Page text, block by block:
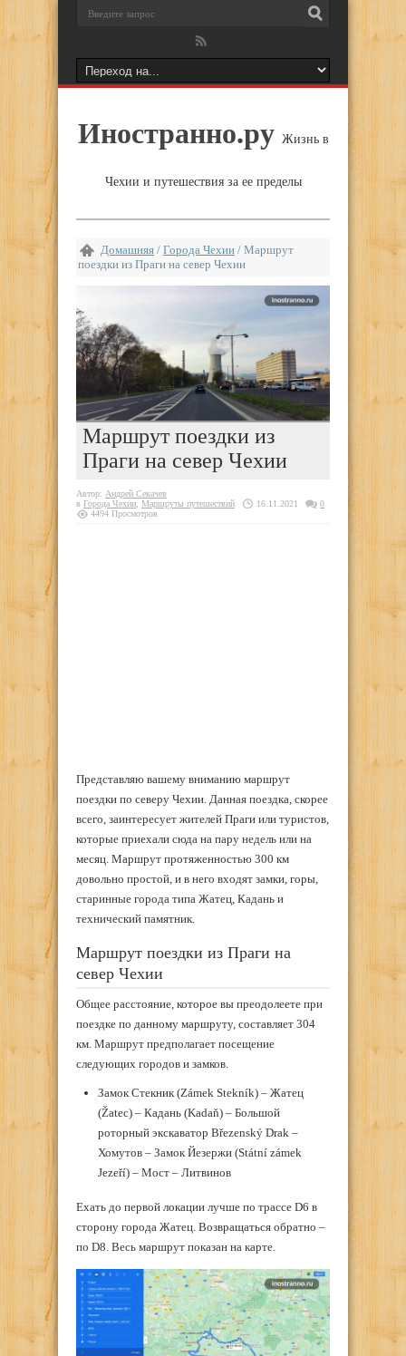
Иностранно.ру Жизнь в
Чехии и путешествия за ее пределы
Домашняя / Города Чехии / Маршрут
поездки из Праги на север Чехии
Маршрут поездки из
Праги на север Чехии
Автор: Андрей Секачев
в Города Чехии Маршруты путешествий 16.11.2021
0
4494 Просмотров
Представляю вашему вниманию маршрут
поездки по северу Чехии. Данная поездка, скорее
всего, заинтересует жителей Праги или туристов,
которые приехали сюда на пару недель или на
месяц. Маршрут протяженностью 300 км
довольно простой, и в него входят замки, горы,
старинные города типа Жатец, Кадань и
технический памятник.
Маршрут поездки из Праги на
север Чехии
Общее расстояние, которое вы преодолеете при
поездке по данному маршруту, составляет 304
км. Маршрут предполагает посещение
следующих городов и замков.
Замок Стекник (Zámek Stekník) – Жатец
(Žatec) – Кадань (Kadaň) – Большой
роторный экскаватор Březenský Drak –
Хомутов – Замок Йезержи (Státní zámek
Jezeří) – Мост – Литвинов
Ехать до первой локации лучше по трассе D6 в
сторону города Жатец. Возвращаться обратно –
по D8. Весь маршрут показан на карте.